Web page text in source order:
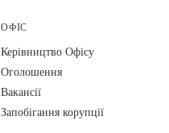
ОФІС
Керівництво Офісу
Оголошення
Вакансії
Запобігання корупції